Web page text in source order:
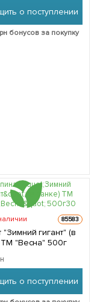
о поступлении
бонусов за покупку
85583
гигант" (в
"Весна" 500г
о поступлении